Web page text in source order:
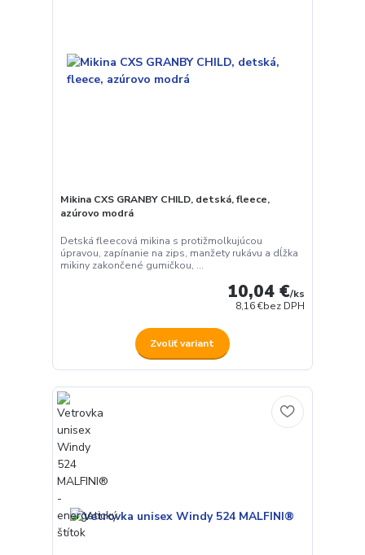
Mikina CXS GRANBY CHILD, detská, fleece,
azúrovo modrá
Detská fleecová mikina s protižmolkujúcou
úpravou, zapínanie na zips, manžety rukávu a dĺžka
mikiny zakončené gumičkou, ...
10,04 €/ks
8,16 €bez DPH
Zvoliť variant